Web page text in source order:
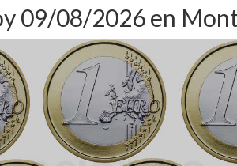
09/08/2026 en